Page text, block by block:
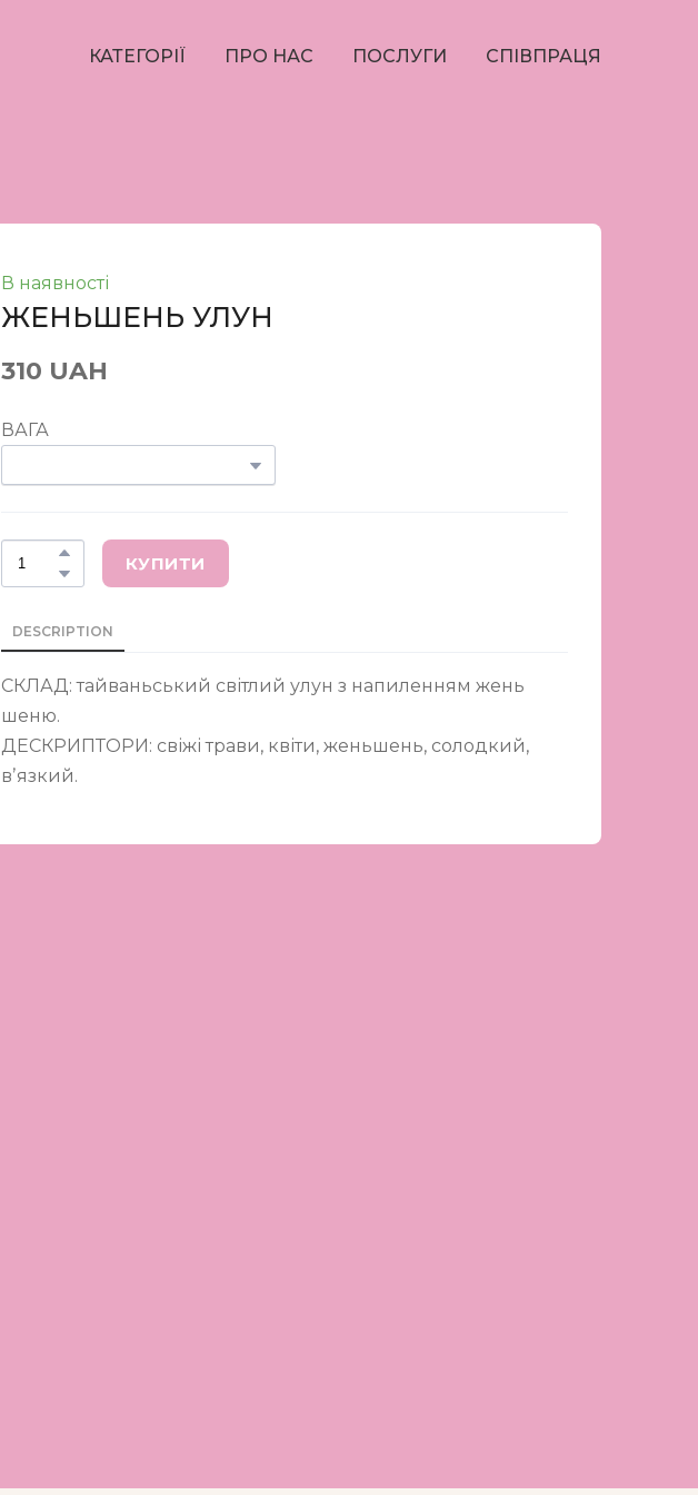
КАТЕГОРІЇ ПРО НАС ПОСЛУГИ СПІВПРАЦЯ
В наявності
ЖЕНЬШЕНЬ УЛУН
310 UAH
ВАГА
КУПИТИ
DESCRIPTION
СКЛАД: тайваньський світлий улун з напиленням жень
шеню.
ДЕСКРИПТОРИ: свіжі трави, квіти, женьшень, солодкий,
вʼязкий.